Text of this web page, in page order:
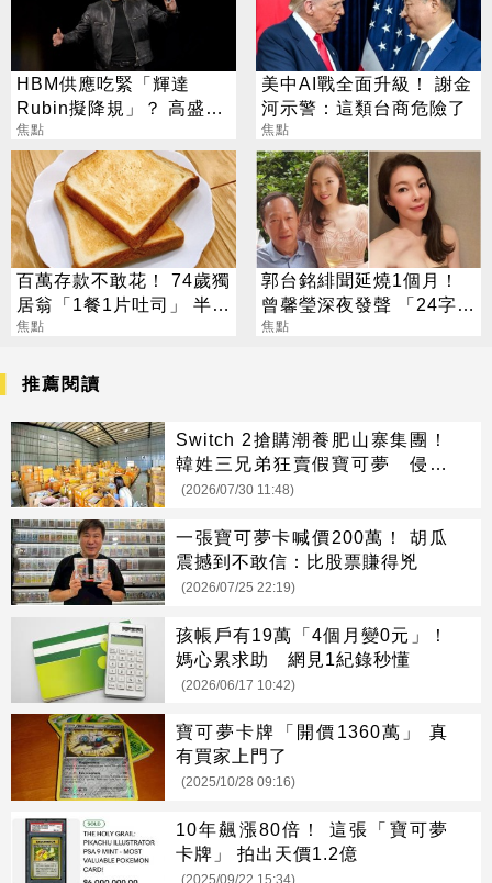
HBM供應吃緊「輝達
Rubin擬降規」？ 高盛反
讚記憶體：牛市才開始
焦點
美中AI戰全面升級！ 謝金
河示警：這類台商危險了
焦點
百萬存款不敢花！ 74歲獨
居翁「1餐1片吐司」 半年
暴瘦嚇壞女兒
焦點
郭台銘緋聞延燒1個月！
曾馨瑩深夜發聲 「24字」
吐盡最心繫的事
焦點
推薦閱讀
Switch 2搶購潮養肥山寨集團！
韓姓三兄弟狂賣假寶可夢 侵權
市值達3498萬
(2026/07/30 11:48)
一張寶可夢卡喊價200萬！ 胡瓜
震撼到不敢信：比股票賺得兇
(2026/07/25 22:19)
孩帳戶有19萬「4個月變0元」！
媽心累求助 網見1紀錄秒懂
(2026/06/17 10:42)
寶可夢卡牌「開價1360萬」 真
有買家上門了
(2025/10/28 09:16)
10年飆漲80倍！ 這張「寶可夢
卡牌」 拍出天價1.2億
(2025/09/22 15:34)